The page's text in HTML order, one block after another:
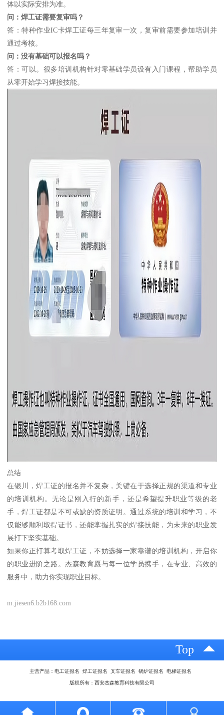
体以实际安排为准。
问：焊工证需要复审吗？
答：特种作业IC卡焊工证每三年复审一次，复审前需要参加培训并
通过考核。
问：没有基础可以报名吗？
答：可以。很多培训机构针对零基础学员设有入门课程，帮助学员
从零开始学习焊接技能。
总结
在银川，焊工证的报名并不复杂，关键在于选择正规的渠道和专业
的培训机构。无论是刚入行的新手，还是希望提升职业等级的老
手，焊工证都是不可或缺的资质证明。通过系统的培训和学习，不
仅能够顺利取得证书，还能掌握扎实的焊接技能，为未来的职业发
展打下坚实基础。
如果你正打算考取焊工证，不妨选择一家靠谱的培训机构，开启你
的职业进阶之路。杰森教育愿与每一位学员携手，在专业、高效的
服务中，助力你实现职业目标。
m.jiesen6.b2b168.com
Top
主营产品：电工证报名 焊工证报名 叉车证报名 锅炉证报名 电梯证报名
版权所有：西安杰森教育科技有限公司